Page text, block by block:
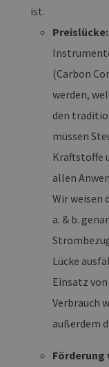
ist.
Preislücke:
(Carbon
werden,
den
müssen
Kraftstoffe
allen
Wir weisen
a. & b.
Lücke
Einsatz
Verbrauch
außerdem
Förderung
__cf_bm
Name
vuid